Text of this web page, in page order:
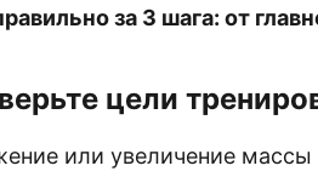
за 3 шага: от
цели
или увеличение